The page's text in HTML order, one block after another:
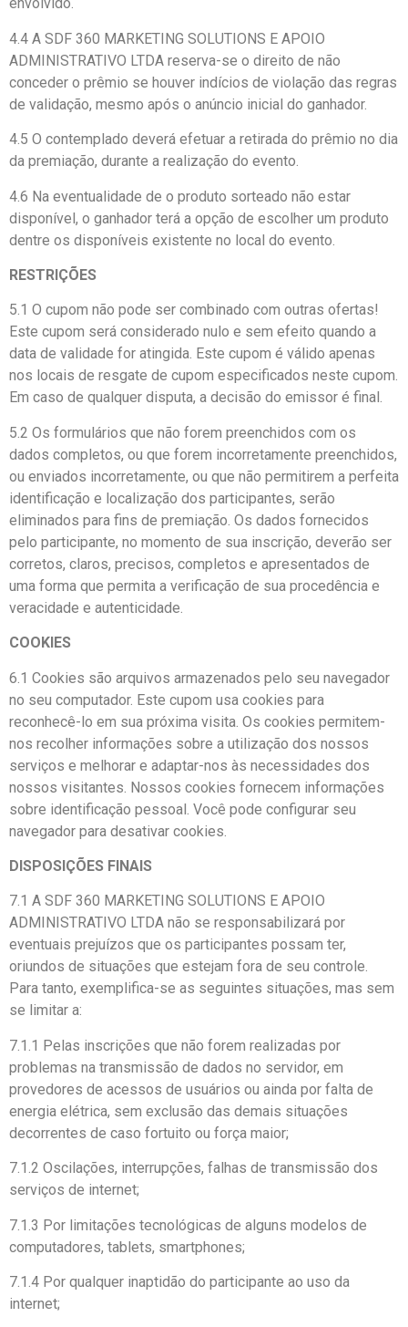
envolvido.
4.4 A SDF 360 MARKETING SOLUTIONS E APOIO
ADMINISTRATIVO LTDA reserva-se o direito de não
conceder o prêmio se houver indícios de violação das regras
de validação, mesmo após o anúncio inicial do ganhador.
4.5 O contemplado deverá efetuar a retirada do prêmio no dia
da premiação, durante a realização do evento.
4.6 Na eventualidade de o produto sorteado não estar
disponível, o ganhador terá a opção de escolher um produto
dentre os disponíveis existente no local do evento.
RESTRIÇÕES
5.1 O cupom não pode ser combinado com outras ofertas!
Este cupom será considerado nulo e sem efeito quando a
data de validade for atingida. Este cupom é válido apenas
nos locais de resgate de cupom especificados neste cupom.
Em caso de qualquer disputa, a decisão do emissor é final.
5.2 Os formulários que não forem preenchidos com os
dados completos, ou que forem incorretamente preenchidos,
ou enviados incorretamente, ou que não permitirem a perfeita
identificação e localização dos participantes, serão
eliminados para fins de premiação. Os dados fornecidos
pelo participante, no momento de sua inscrição, deverão ser
corretos, claros, precisos, completos e apresentados de
uma forma que permita a verificação de sua procedência e
veracidade e autenticidade.
COOKIES
6.1 Cookies são arquivos armazenados pelo seu navegador
no seu computador. Este cupom usa cookies para
reconhecê-lo em sua próxima visita. Os cookies permitem-
nos recolher informações sobre a utilização dos nossos
serviços e melhorar e adaptar-nos às necessidades dos
nossos visitantes. Nossos cookies fornecem informações
sobre identificação pessoal. Você pode configurar seu
navegador para desativar cookies.
DISPOSIÇÕES FINAIS
7.1 A SDF 360 MARKETING SOLUTIONS E APOIO
ADMINISTRATIVO LTDA não se responsabilizará por
eventuais prejuízos que os participantes possam ter,
oriundos de situações que estejam fora de seu controle.
Para tanto, exemplifica-se as seguintes situações, mas sem
se limitar a:
7.1.1 Pelas inscrições que não forem realizadas por
problemas na transmissão de dados no servidor, em
provedores de acessos de usuários ou ainda por falta de
energia elétrica, sem exclusão das demais situações
decorrentes de caso fortuito ou força maior;
7.1.2 Oscilações, interrupções, falhas de transmissão dos
serviços de internet;
7.1.3 Por limitações tecnológicas de alguns modelos de
computadores, tablets, smartphones;
7.1.4 Por qualquer inaptidão do participante ao uso da
internet;